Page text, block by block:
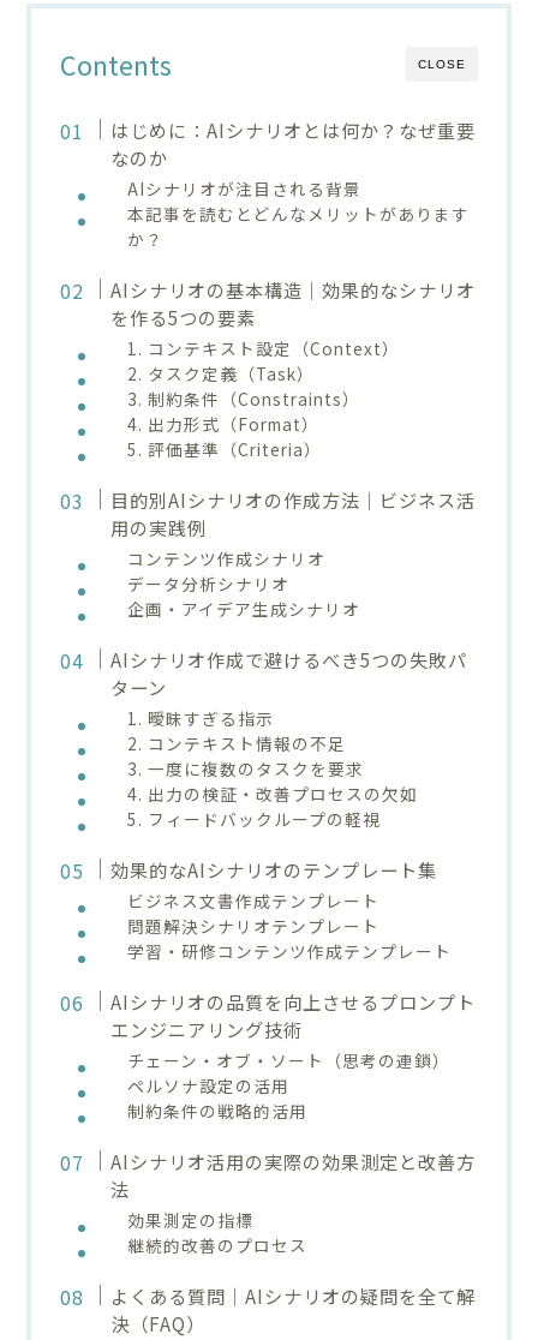
CLOSE
Contents
はじめに：AIシナリオとは何か？なぜ重要
なのか
AIシナリオが注目される背景
本記事を読むとどんなメリットがあります
か？
AIシナリオの基本構造｜効果的なシナリオ
を作る5つの要素
1. コンテキスト設定（Context）
2. タスク定義（Task）
3. 制約条件（Constraints）
4. 出力形式（Format）
5. 評価基準（Criteria）
目的別AIシナリオの作成方法｜ビジネス活
用の実践例
コンテンツ作成シナリオ
データ分析シナリオ
企画・アイデア生成シナリオ
AIシナリオ作成で避けるべき5つの失敗パ
ターン
1. 曖昧すぎる指示
2. コンテキスト情報の不足
3. 一度に複数のタスクを要求
4. 出力の検証・改善プロセスの欠如
5. フィードバックループの軽視
効果的なAIシナリオのテンプレート集
ビジネス文書作成テンプレート
問題解決シナリオテンプレート
学習・研修コンテンツ作成テンプレート
AIシナリオの品質を向上させるプロンプト
エンジニアリング技術
チェーン・オブ・ソート（思考の連鎖）
ペルソナ設定の活用
制約条件の戦略的活用
AIシナリオ活用の実際の効果測定と改善方
法
効果測定の指標
継続的改善のプロセス
よくある質問｜AIシナリオの疑問を全て解
決（FAQ）